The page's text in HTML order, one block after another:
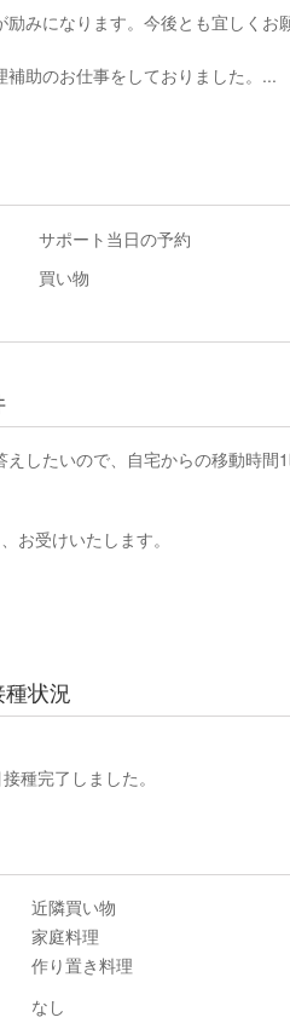
みになります。今後とも宜しくお
助のお仕事をしておりました。...
サポート当日の予約
買い物
えしたいので、自宅からの移動時間
お受けいたします。
状況
種完了しました。
近隣買い物
家庭料理
作り置き料理
なし